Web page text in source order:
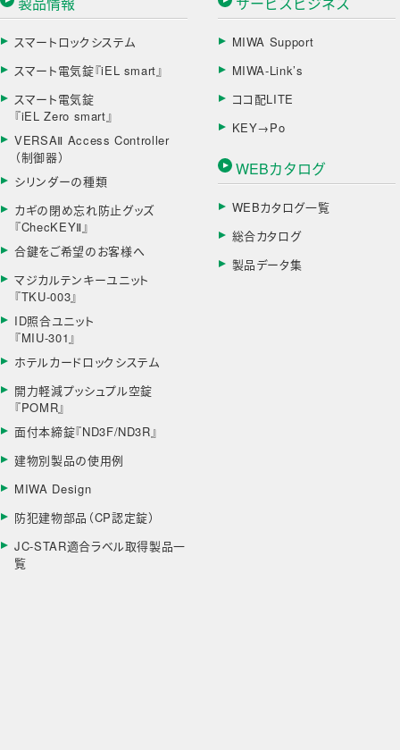
スマートロックシステム
スマート電気錠『iEL smart』
スマート電気錠
『iEL Zero smart』
VERSAⅡ Access Controller
（制御器）
シリンダーの種類
カギの閉め忘れ防止グッズ
『ChecKEYⅡ』
合鍵をご希望のお客様へ
マジカルテンキーユニット
『TKU-003』
ID照合ユニット
『MIU-301』
ホテルカードロックシステム
開力軽減プッシュプル空錠
『POMR』
面付本締錠『ND3F/ND3R』
建物別製品の使用例
MIWA Design
防犯建物部品（CP認定錠）
JC-STAR適合ラベル取得製品一
覧
MIWA Support
MIWA-Link’s
ココ配LITE
KEY→Po
WEBカタログ
WEBカタログ一覧
総合カタログ
製品データ集